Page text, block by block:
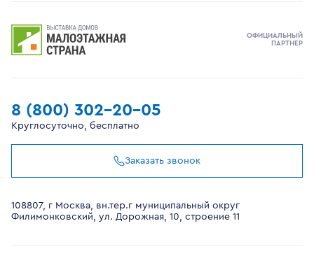
8 (800) 302-20-05
Круглосуточно, бесплатно
Заказать звонок
ОФИЦИАЛЬНЫЙ
ПАРТНЕР
108807, г Москва, вн.тер.г муниципальный округ
Филимонковский, ул. Дорожная, 10, строение 11